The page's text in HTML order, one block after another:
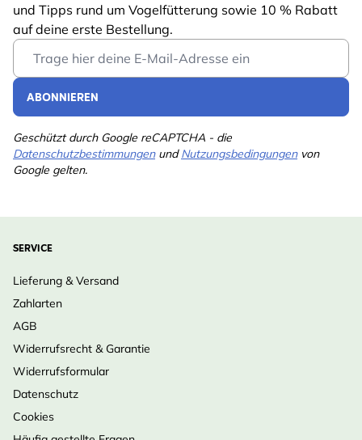
und Tipps rund um Vogelfütterung sowie 10 % Rabatt
auf deine erste Bestellung.
Email Address
ABONNIEREN
Geschützt durch Google reCAPTCHA - die
DatenschutzbestimmungenundNutzungsbedingungenvon
Google gelten.
SERVICE
Lieferung & Versand
Zahlarten
AGB
Widerrufsrecht & Garantie
Widerrufsformular
Datenschutz
Cookies